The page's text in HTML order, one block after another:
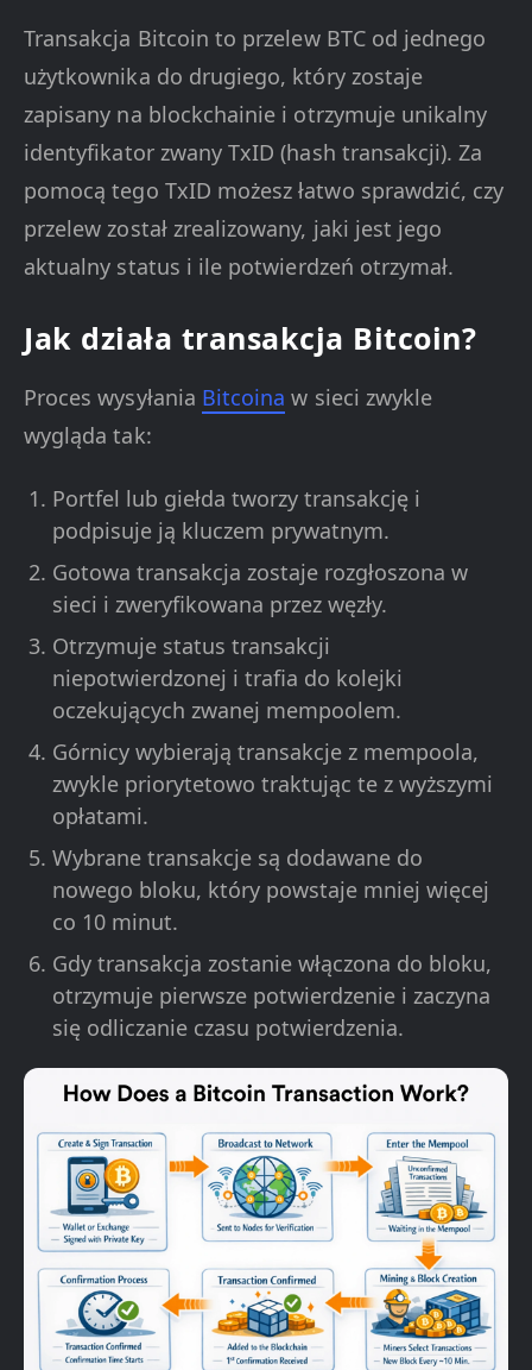
Transakcja Bitcoin to przelew BTC od jednego
użytkownika do drugiego, który zostaje
zapisany na blockchainie i otrzymuje unikalny
identyfikator zwany TxID (hash transakcji). Za
pomocą tego TxID możesz łatwo sprawdzić, czy
przelew został zrealizowany, jaki jest jego
aktualny status i ile potwierdzeń otrzymał.
Jak działa transakcja Bitcoin?
Proces wysyłania Bitcoina w sieci zwykle
wygląda tak:
Portfel lub giełda tworzy transakcję i
podpisuje ją kluczem prywatnym.
Gotowa transakcja zostaje rozgłoszona w
sieci i zweryfikowana przez węzły.
Otrzymuje status transakcji
niepotwierdzonej i trafia do kolejki
oczekujących zwanej mempoolem.
Górnicy wybierają transakcje z mempoola,
zwykle priorytetowo traktując te z wyższymi
opłatami.
Wybrane transakcje są dodawane do
nowego bloku, który powstaje mniej więcej
co 10 minut.
Gdy transakcja zostanie włączona do bloku,
otrzymuje pierwsze potwierdzenie i zaczyna
się odliczanie czasu potwierdzenia.